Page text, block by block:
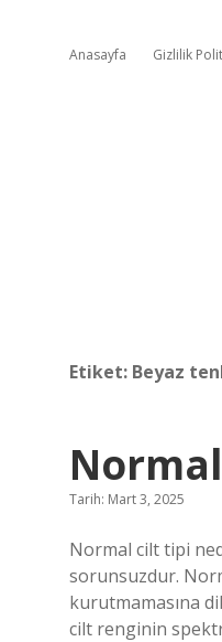
Anasayfa Gizlilik
Etiket: Beyaz
Tarih: Mart 3, 2025
Normal cilt tipi
sorunsuzdur.
kurutmamasına
cilt renginin